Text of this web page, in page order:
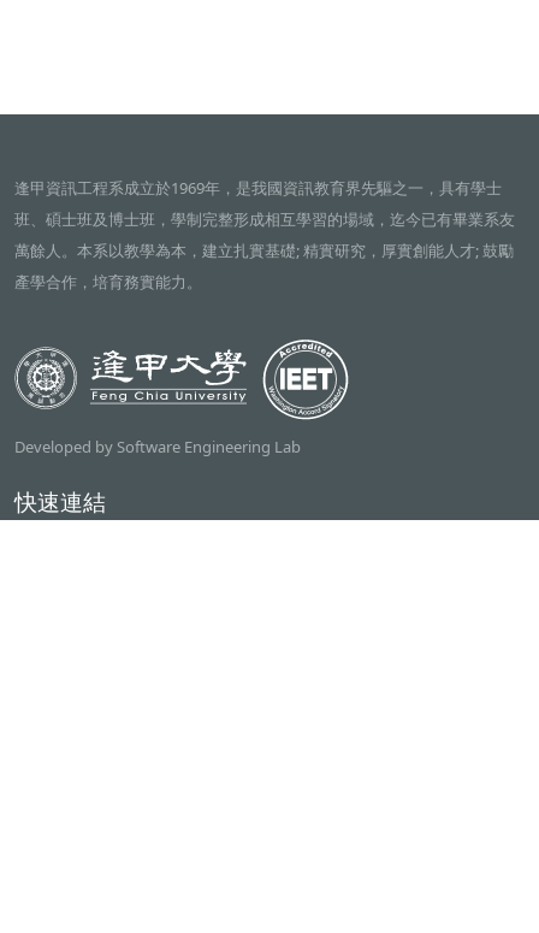
逢甲資訊工程系成立於1969年，是我國資訊教育界先驅之一，具有學士
班、碩士班及博士班，學制完整形成相互學習的場域，迄今已有畢業系友
萬餘人。本系以教學為本，建立扎實基礎; 精實研究，厚實創能人才; 鼓勵
產學合作，培育務實能力。
Developed by Software Engineering Lab
快速連結